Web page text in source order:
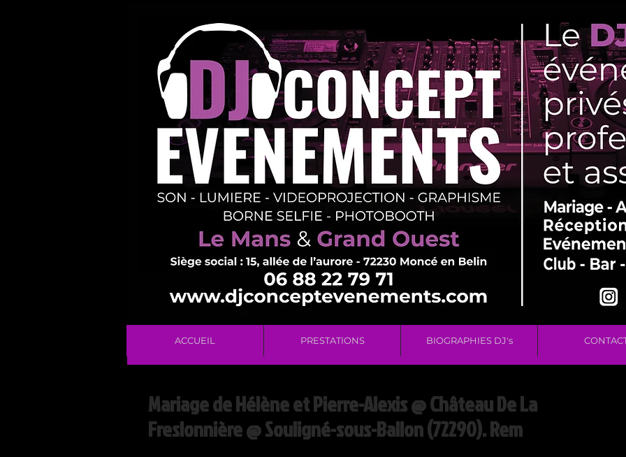
ACCUEIL PRESTATIONS BIOGRAPHIES DJ's
Mariage de Hélène et Pierre-Alexis @ Château De La
Freslonnière @ Souligné-sous-Ballon (72290). Rem